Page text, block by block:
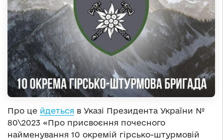
Про це йдеться в Указі Президента України №
80\2023 «Про присвоєння почесного
найменування 10 окремій гірсько-штурмовій